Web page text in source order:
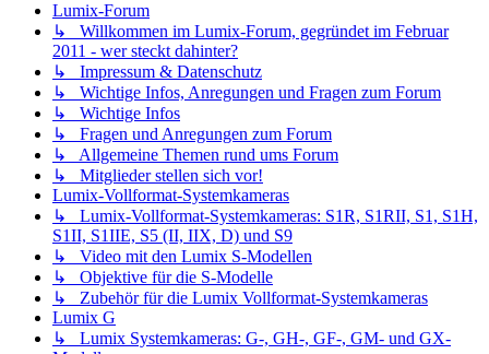
Lumix-Forum
↳ Willkommen im Lumix-Forum, gegründet im Februar
2011 - wer steckt dahinter?
↳ Impressum & Datenschutz
↳ Wichtige Infos, Anregungen und Fragen zum Forum
↳ Wichtige Infos
↳ Fragen und Anregungen zum Forum
↳ Allgemeine Themen rund ums Forum
↳ Mitglieder stellen sich vor!
Lumix-Vollformat-Systemkameras
↳ Lumix-Vollformat-Systemkameras: S1R, S1RII, S1, S1H,
S1II, S1IIE, S5 (II, IIX, D) und S9
↳ Video mit den Lumix S-Modellen
↳ Objektive für die S-Modelle
↳ Zubehör für die Lumix Vollformat-Systemkameras
Lumix G
↳ Lumix Systemkameras: G-, GH-, GF-, GM- und GX-